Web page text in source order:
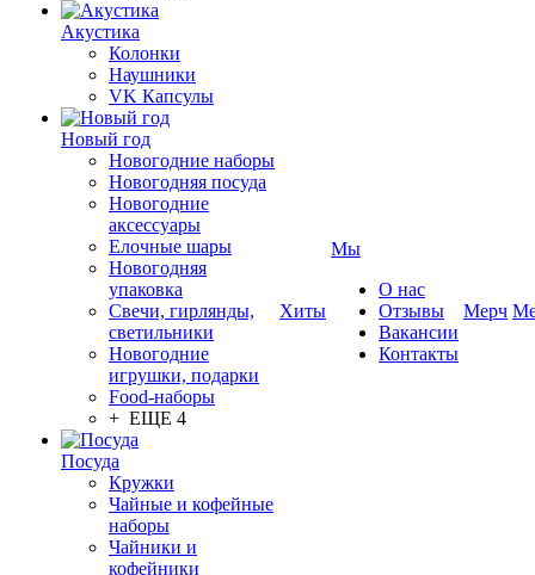
Акустика
Колонки
Наушники
VK Капсулы
Новый год
Новогодние наборы
Новогодняя посуда
Новогодние
аксессуары
Елочные шары
Новогодняя
упаковка
Свечи, гирлянды,
светильники
Новогодние
игрушки, подарки
Food-наборы
+ ЕЩЕ 4
Посуда
Кружки
Чайные и кофейные
наборы
Чайники и
кофейники
Хиты
Мы
О нас
Отзывы
Вакансии
Контакты
Мерч